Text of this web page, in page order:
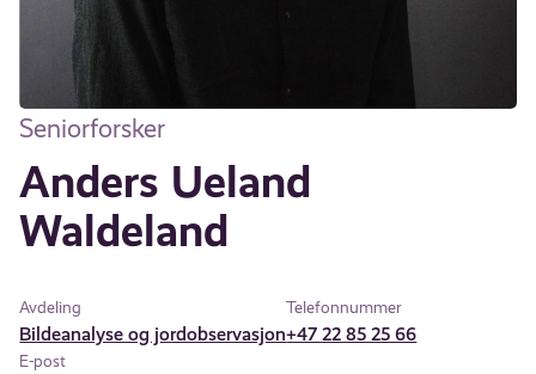
Seniorforsker
Anders Ueland
Waldeland
Avdeling
Bildeanalyse og jordobservasjon
Telefonnummer
+47 22 85 25 66
E-post